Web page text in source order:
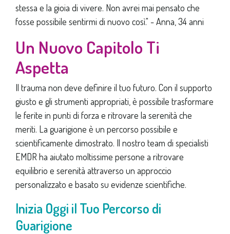
stessa e la gioia di vivere. Non avrei mai pensato che
fosse possibile sentirmi di nuovo così." - Anna, 34 anni
Un Nuovo Capitolo Ti
Aspetta
Il trauma non deve definire il tuo futuro. Con il supporto
giusto e gli strumenti appropriati, è possibile trasformare
le ferite in punti di forza e ritrovare la serenità che
meriti. La guarigione è un percorso possibile e
scientificamente dimostrato. Il nostro team di specialisti
EMDR ha aiutato moltissime persone a ritrovare
equilibrio e serenità attraverso un approccio
personalizzato e basato su evidenze scientifiche.
Inizia Oggi il Tuo Percorso di
Guarigione